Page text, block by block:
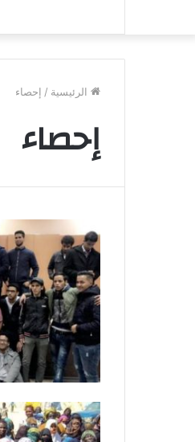
الرئيسية / إحصاء
إحصاء